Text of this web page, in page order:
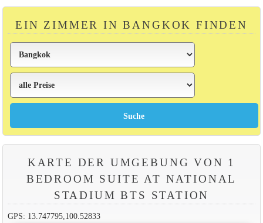
EIN ZIMMER IN BANGKOK FINDEN
KARTE DER UMGEBUNG VON 1
BEDROOM SUITE AT NATIONAL
STADIUM BTS STATION
GPS: 13.747795,100.52833